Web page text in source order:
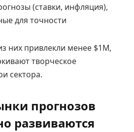
(ставки, инфляция),
для точности
них привлекли менее $1M,
творческое
сектора.
прогнозов
развиваются